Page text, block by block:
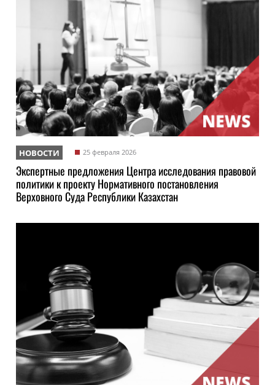
НОВОСТИ 25 февраля 2026
Экспертные предложения Центра исследования правовой
политики к проекту Нормативного постановления
Верховного Суда Республики Казахстан